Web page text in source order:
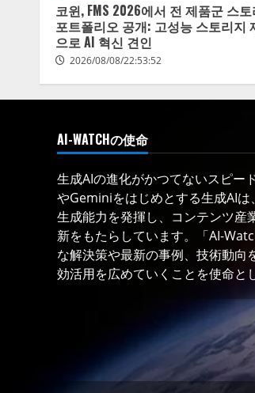
코윈, FMS 2026에서 전 제품군 스
포트폴리오 공개: 고성능 스토리지
으로 AI 혁신 견인
2026/08/08/22:53:52
AI-WATCHの使命
生成AIの進化がかつてないスピー
やGeminiをはじめとする生成AI
生成能力を発揮し、コンテンツ産
新をもたらしています。「AI-
な解決策や最新の事例、技術動向
効活用を広めていくことを使命と